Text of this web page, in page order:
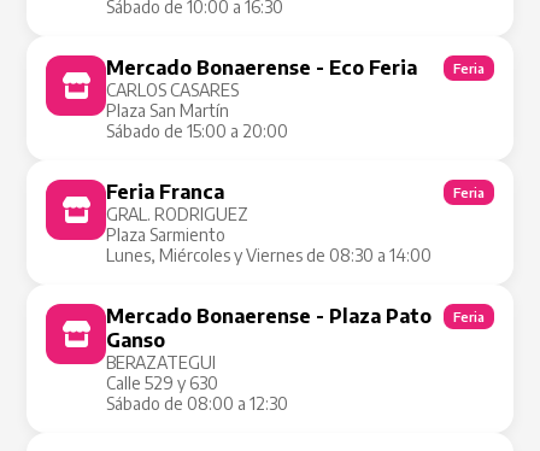
Sábado de 10:00 a 16:30
Mercado Bonaerense - Eco Feria
CARLOS CASARES
Plaza San Martín
Sábado de 15:00 a 20:00
Feria
Feria Franca
GRAL. RODRIGUEZ
Plaza Sarmiento
Lunes, Miércoles y Viernes de 08:30 a 14:00
Feria
Mercado Bonaerense - Plaza Pato
Ganso
BERAZATEGUI
Calle 529 y 630
Sábado de 08:00 a 12:30
Feria